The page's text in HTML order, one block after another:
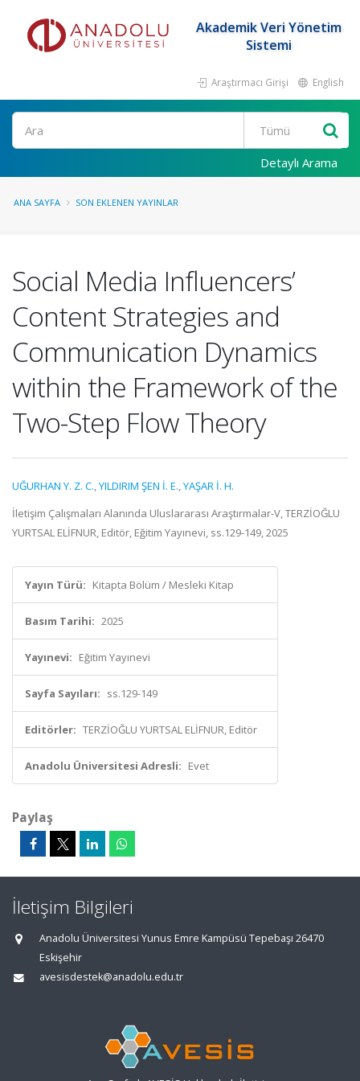
Akademik Veri Yönetim
Sistemi
Araştırmacı Girişi English
Ara
Detaylı Arama
ANA SAYFA SON EKLENEN YAYINLAR
Social Media Influencers’
Content Strategies and
Communication Dynamics
within the Framework of the
Two-Step Flow Theory
UĞURHAN Y. Z. C.,YILDIRIM ŞEN İ. E.,YAŞAR İ. H.
İletişim Çalışmaları Alanında Uluslararası Araştırmalar-V, TERZİOĞLU
YURTSAL ELİFNUR, Editör, Eğitim Yayınevi, ss.129-149, 2025
Yayın Türü: Kitapta Bölüm / Mesleki Kitap
Basım Tarihi: 2025
Yayınevi: Eğitim Yayınevi
Sayfa Sayıları: ss.129-149
Editörler: TERZİOĞLU YURTSAL ELİFNUR, Editör
Anadolu Üniversitesi Adresli: Evet
Paylaş
İletişim Bilgileri
Anadolu Üniversitesi Yunus Emre Kampüsü Tepebaşı 26470
Eskişehir
avesisdestek@anadolu.edu.tr